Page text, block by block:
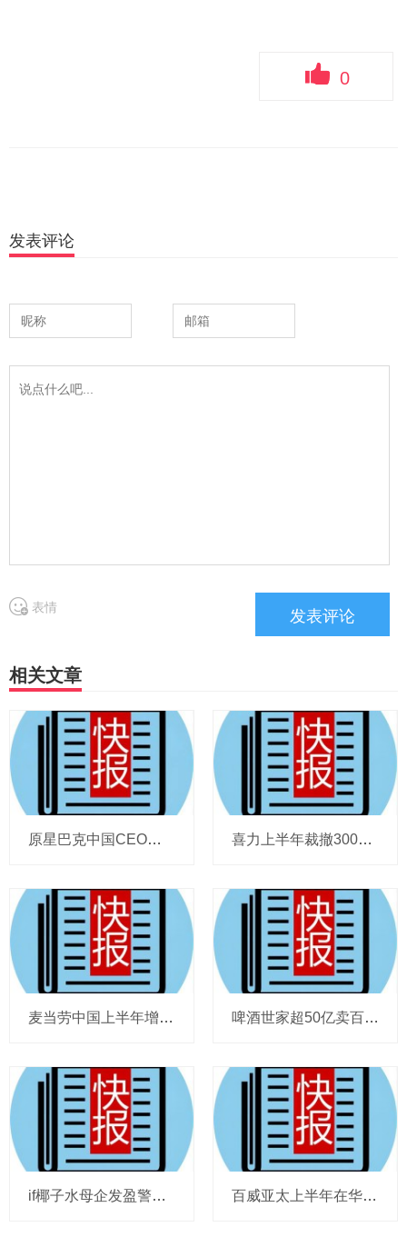
0
发表评论
表情
相关文章
原星巴克中国CEO蔡德粦掌舵恒隆，百胜中国完成必胜客内地所有权收购，泸溪河迎来反转，帝亚吉欧裁减岗位计划发布，秋天第一杯奶茶爆单 喜力上半年裁撤3000岗位，太古可口可乐总裁说饮料品类增长态势良好，华润饮料下半年要打三场关键战役，帝亚吉欧新帅努力应对白酒市场影响
麦当劳中国上半年增至8114家，达能CEO称现阶段更具进攻性，“小酒馆”海伦司盈警，现代牧业完成收购中国圣牧股权，茶颜悦色合肥首店开业 啤酒世家超50亿卖百威集团股份，宗庆后之子任新公司董事长，FIVE GUYS明年重点加密北京，三只松鼠华南总部入驻佛山，达能完成阿根廷合资
if椰子水母企发盈警，星巴克回应“伙伴券取消”传闻，沃尔玛社区店将开进广州，袁记食品更新招股书，投资超5亿的安徽东鹏饮料项目投产 百威亚太上半年在华量跌价升，东鹏饮料上半年收入近125亿，热浪让梦龙冰淇淋欧洲大卖，徐福记发拼多多店铺说明，泸溪河桃酥再次上架山姆